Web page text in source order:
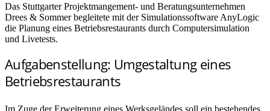
Das Stuttgarter Projektmangement- und Beratungsunternehmen
Drees & Sommer begleitete mit der Simulationssoftware AnyLogic
die Planung eines Betriebsrestaurants durch Computersimulation
und Livetests.
Aufgabenstellung: Umgestaltung eines
Betriebsrestaurants
Im Zuge der Erweiterung eines Werksgeländes soll ein bestehendes